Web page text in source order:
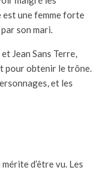
est une femme forte
son mari.
Jean Sans Terre,
pour obtenir le trône.
et les
d’être vu. Les